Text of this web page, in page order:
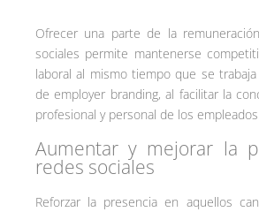
Ofrecer una parte de la
sociales permite mantenerse
laboral al mismo tiempo que se
de employer branding, al facilitar la
profesional y personal de los empleados.
Aumentar y mejorar la
redes sociales
Reforzar la presencia en aquellos